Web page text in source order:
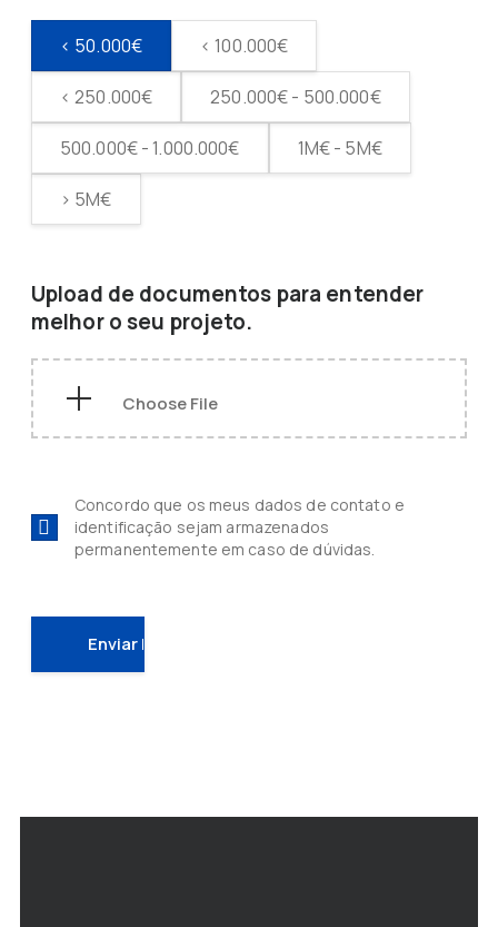
< 50.000€ < 100.000€
< 250.000€ 250.000€ - 500.000€
500.000€ - 1.000.000€ 1M€ - 5M€
> 5M€
Upload de documentos para entender
melhor o seu projeto.
Concordo que os meus dados de contato e
identificação sejam armazenados
permanentemente em caso de dúvidas.